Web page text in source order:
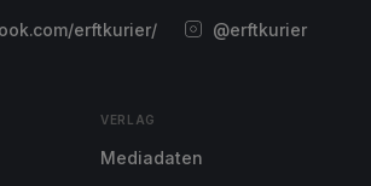
erftkurier/ @erftkurier
VERLAG
Mediadaten